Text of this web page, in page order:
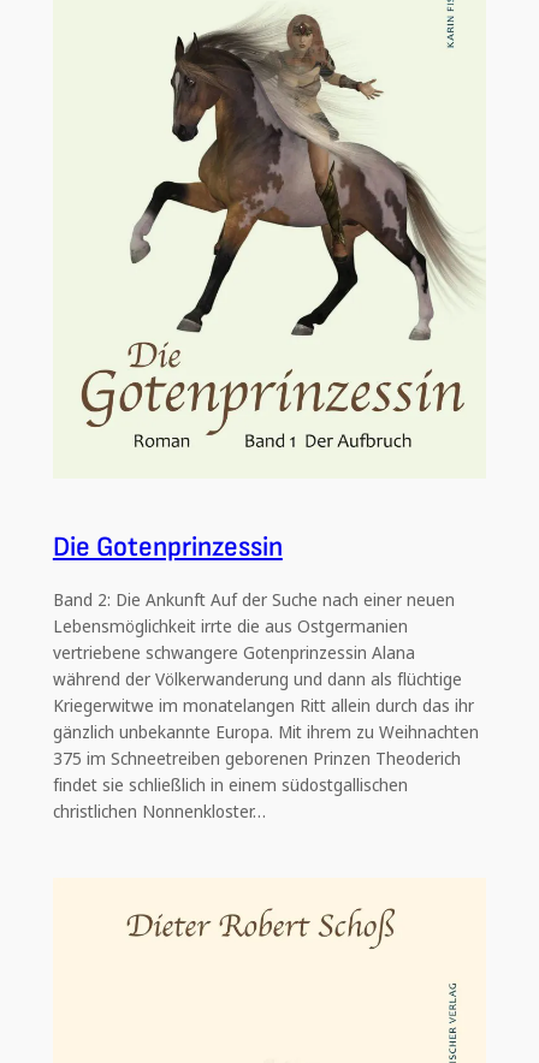
Die Gotenprinzessin
Band 2: Die Ankunft Auf der Suche nach einer neuen
Lebensmöglichkeit irrte die aus Ostgermanien
vertriebene schwangere Gotenprinzessin Alana
während der Völkerwanderung und dann als flüchtige
Kriegerwitwe im monatelangen Ritt allein durch das ihr
gänzlich unbekannte Europa. Mit ihrem zu Weihnachten
375 im Schneetreiben geborenen Prinzen Theoderich
findet sie schließlich in einem südostgallischen
christlichen Nonnenkloster…